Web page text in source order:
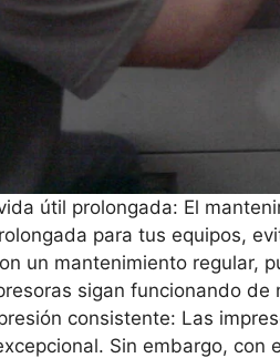
útil prolongada: El
para tus equipos,
un mantenimiento regular,
sigan funcionando
consistente: Las
Sin embargo,